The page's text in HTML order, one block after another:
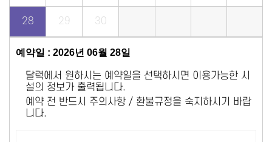
28 29 30
예약일 : 2026년 06월 28일
달력에서 원하시는 예약일을 선택하시면 이용가능한 시
설의 정보가 출력됩니다.
예약 전 반드시 주의사항 / 환불규정을 숙지하시기 바랍
니다.